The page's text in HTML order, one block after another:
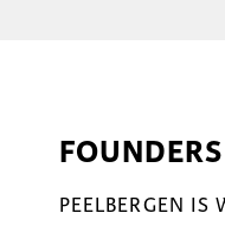
PEELBERGEN